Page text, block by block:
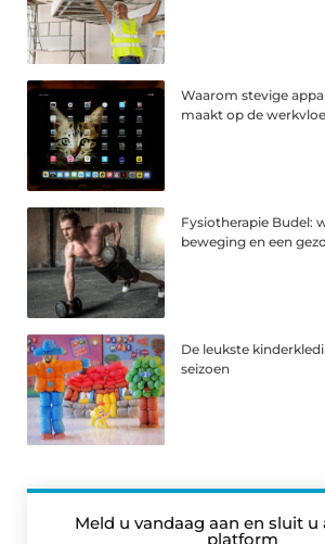
Waarom stevige
maakt op de
Fysiotherapie Budel:
beweging en een
De leukste
seizoen
Meld u vandaag aan en sluit u
platform